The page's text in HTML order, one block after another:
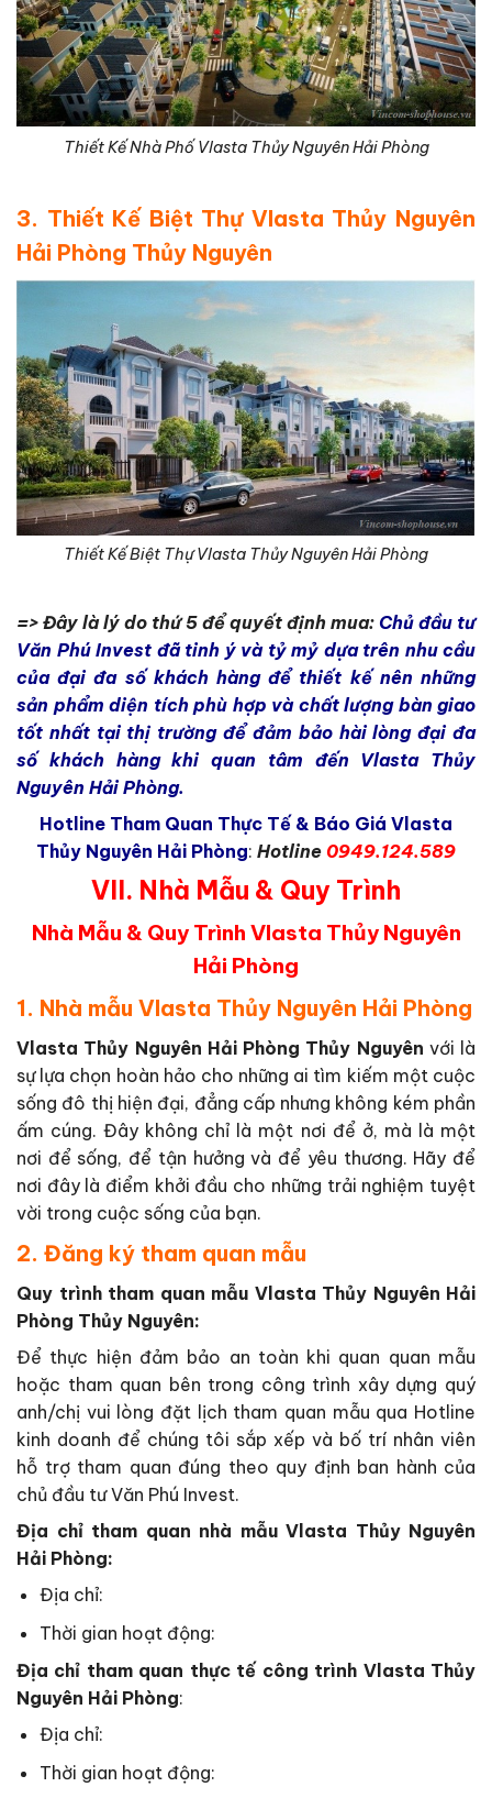
Thiết Kế Nhà Phố Vlasta Thủy Nguyên Hải Phòng
3. Thiết Kế Biệt Thự Vlasta Thủy Nguyên
Hải Phòng Thủy Nguyên
Thiết Kế Biệt Thự Vlasta Thủy Nguyên Hải Phòng
=> Đây là lý do thứ 5 để quyết định mua: Chủ đầu tư
Văn Phú Invest đã tinh ý và tỷ mỷ dựa trên nhu cầu
của đại đa số khách hàng để thiết kế nên những
sản phẩm diện tích phù hợp và chất lượng bàn giao
tốt nhất tại thị trường để đảm bảo hài lòng đại đa
số khách hàng khi quan tâm đến Vlasta Thủy
Nguyên Hải Phòng.
Hotline Tham Quan Thực Tế & Báo Giá Vlasta
Thủy Nguyên Hải Phòng: Hotline 0949.124.589
VII. Nhà Mẫu & Quy Trình
Nhà Mẫu & Quy Trình Vlasta Thủy Nguyên
Hải Phòng
1. Nhà mẫu Vlasta Thủy Nguyên Hải Phòng
Vlasta Thủy Nguyên Hải Phòng Thủy Nguyên với là
sự lựa chọn hoàn hảo cho những ai tìm kiếm một cuộc
sống đô thị hiện đại, đẳng cấp nhưng không kém phần
ấm cúng. Đây không chỉ là một nơi để ở, mà là một
nơi để sống, để tận hưởng và để yêu thương. Hãy để
nơi đây là điểm khởi đầu cho những trải nghiệm tuyệt
vời trong cuộc sống của bạn.
2. Đăng ký tham quan mẫu
Quy trình tham quan mẫu Vlasta Thủy Nguyên Hải
Phòng Thủy Nguyên:
Để thực hiện đảm bảo an toàn khi quan quan mẫu
hoặc tham quan bên trong công trình xây dựng quý
anh/chị vui lòng đặt lịch tham quan mẫu qua Hotline
kinh doanh để chúng tôi sắp xếp và bố trí nhân viên
hỗ trợ tham quan đúng theo quy định ban hành của
chủ đầu tư Văn Phú Invest.
Địa chỉ tham quan nhà mẫu Vlasta Thủy Nguyên
Hải Phòng:
Địa chỉ:
Thời gian hoạt động:
Địa chỉ tham quan thực tế công trình Vlasta Thủy
Nguyên Hải Phòng:
Địa chỉ:
Thời gian hoạt động: